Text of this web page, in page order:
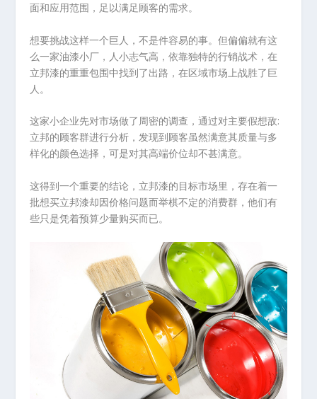
面和应用范围，足以满足顾客的需求。
想要挑战这样一个巨人，不是件容易的事。但偏偏就有这
么一家油漆小厂，人小志气高，依靠独特的行销战术，在
立邦漆的重重包围中找到了出路，在区域市场上战胜了巨
人。
这家小企业先对市场做了周密的调查，通过对主要假想敌:
立邦的顾客群进行分析，发现到顾客虽然满意其质量与多
样化的颜色选择，可是对其高端价位却不甚满意。
这得到一个重要的结论，立邦漆的目标市场里，存在着一
批想买立邦漆却因价格问题而举棋不定的消费群，他们有
些只是凭着预算少量购买而已。